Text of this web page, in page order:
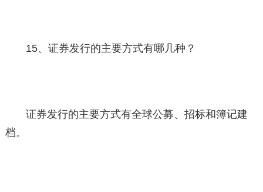
15、证券发行的主要方式有哪几种？
证券发行的主要方式有全球公募、招标和簿记建
档。